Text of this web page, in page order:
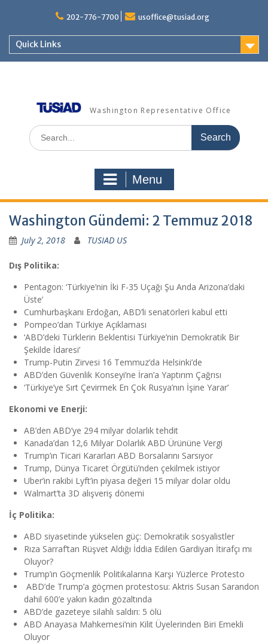
202-776-7700 usoffice@tusiad.org
Quick Links
Washington Representative Office
Search
for:
Menu
Washington Gündemi: 2 Temmuz 2018
July 2, 2018 TUSIAD US
Dış Politika:
Pentagon: ‘Türkiye’nin İki F-35 Uçağı Şu Anda Arizona’daki
Üste’
Cumhurbaşkanı Erdoğan, ABD’li senatörleri kabul etti
Pompeo’dan Türkiye Açıklaması
‘ABD’deki Türklerin Beklentisi Türkiye’nin Demokratik Bir
Şekilde İdaresi’
Trump-Putin Zirvesi 16 Temmuz’da Helsinki’de
ABD’den Güvenlik Konseyi’ne İran’a Yaptırım Çağrısı
‘Türkiye’ye Sırt Çevirmek En Çok Rusya’nın İşine Yarar’
Ekonomi ve Enerji:
AB’den ABD’ye 294 milyar dolarlık tehdit
Kanada’dan 12,6 Milyar Dolarlık ABD Ürününe Vergi
Trump’ın Ticari Kararları ABD Borsalarını Sarsıyor
Trump, Dünya Ticaret Örgütü’nden çekilmek istiyor
Uber’in rakibi Lyft’in piyasa değeri 15 milyar dolar oldu
Walmart’ta 3D alışveriş dönemi
İç Politika:
ABD siyasetinde yükselen güç: Demokratik sosyalistler
Rıza Sarraf’tan Rüşvet Aldığı İddia Edilen Gardiyan İtirafçı mı
Oluyor?
Trump’ın Göçmenlik Politikalarına Karşı Yüzlerce Protesto
ABD’de Trump’a göçmen protestosu: Aktris Susan Sarandon
dahil 600’e yakın kadın gözaltında
ABD’de gazeteye silahlı saldırı: 5 ölü
ABD Anayasa Mahkemesi’nin Kilit Üyelerinden Biri Emekli
Oluyor